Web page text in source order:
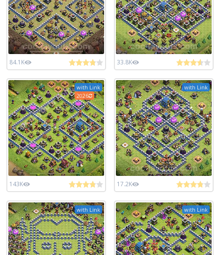
33.8K
84.1K
with Link
17.2K
with Link
2026
143K
with Link
with Link